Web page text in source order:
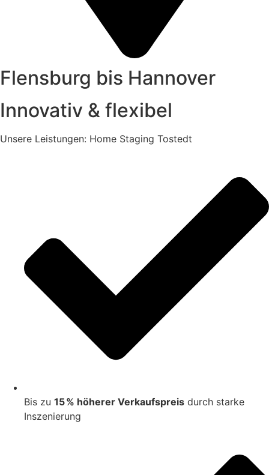
Flensburg bis Hannover
Innovativ & flexibel
Unsere Leistungen: Home Staging Tostedt
Bis zu 15 % höherer Verkaufspreis durch starke
Inszenierung